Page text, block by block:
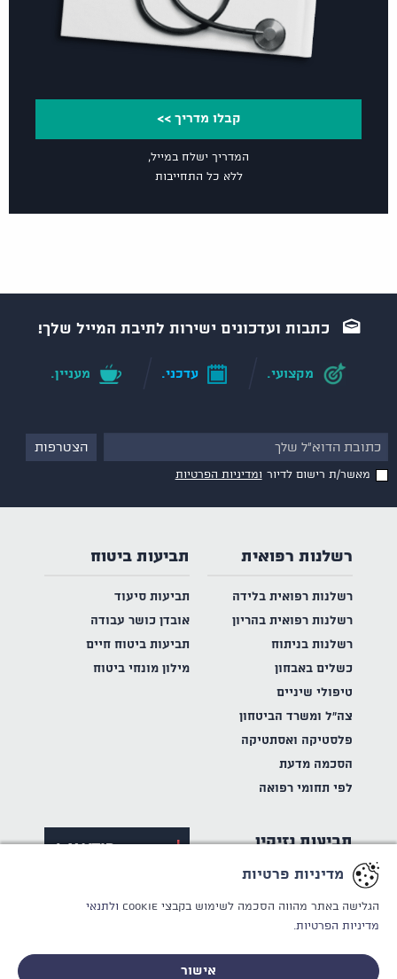
קבלו מדריך >>
המדריך ישלח במייל,
ללא כל התחייבות
כתבות ועדכונים ישירות לתיבת המייל שלך!
מקצועי. עדכני. מעניין.
מאשר/ת רישום לדיור ומדיניות הפרטיות
רשלנות רפואית
רשלנות רפואית בלידה
רשלנות רפואית בהריון
רשלנות בניתוח
כשלים באבחון
טיפולי שיניים
צה"ל ומשרד הביטחון
פלסטיקה ואסתטיקה
הסכמה מדעת
לפי תחומי רפואה
תביעות ביטוח
תביעות סיעוד
אובדן כושר עבודה
תביעות ביטוח חיים
מילון מונחי ביטוח
תביעות נזיקין
תאונות דרכים
תאונות עבודה
ביטוח לאומי
פורום ביטוח לאומי
מדיניות פרטיות
הגלישה באתר מהווה הסכמה לשימוש בקבצי Cookie
ולתנאי
מדיניות הפרטיות.
אישור